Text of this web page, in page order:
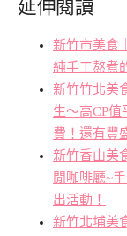
延伸閱讀
新竹市美食
純手工熬煮
新竹竹北美
生～高CP
費！還有豐
新竹香山美
閒咖啡廳~
出活動！
新竹北埔美